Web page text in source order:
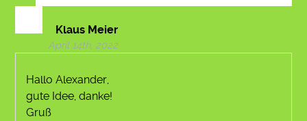
Klaus Meier
April 14th, 2022
Hallo Alexander,
gute Idee, danke!
Gruß